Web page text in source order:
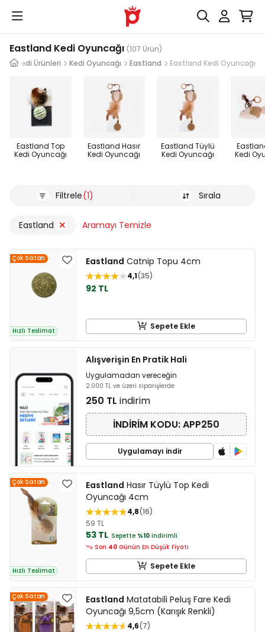
Eastland Kedi Oyuncağı (107 Ürün)
Kedi Ürünleri
Kedi Oyuncağı Eastland Eastland Kedi Oyuncağı
Eastland Top
Kedi Oyuncağı
Eastland Hasır
Kedi Oyuncağı
Eastland Tüylü
Kedi Oyuncağı
Kedi
Filtrele(1) Sırala
Eastland Aramayı Temizle
Çok Satan
Hızlı Teslimat
Eastland Catnip Topu 4cm
4,1 35
92 TL
Sepete Ekle
Alışverişin En Pratik Hali
Uygulamadan vereceğin
2.000 TL ve üzeri siparişlerde
250 TL indirim
İNDİRİM KODU: APP250
Uygulamayı indir
Çok Satan
Hızlı Teslimat
Eastland Hasır Tüylü Top Kedi
Oyuncağı 4cm
4,8 16
59 TL
53 TL Sepette %10 indirimli
Son 40 Günün En Düşük Fiyatı
Sepete Ekle
Çok Satan Eastland Matatabili Peluş Fare Kedi
Oyuncağı 9,5cm (Karışık Renkli)
4,6 7